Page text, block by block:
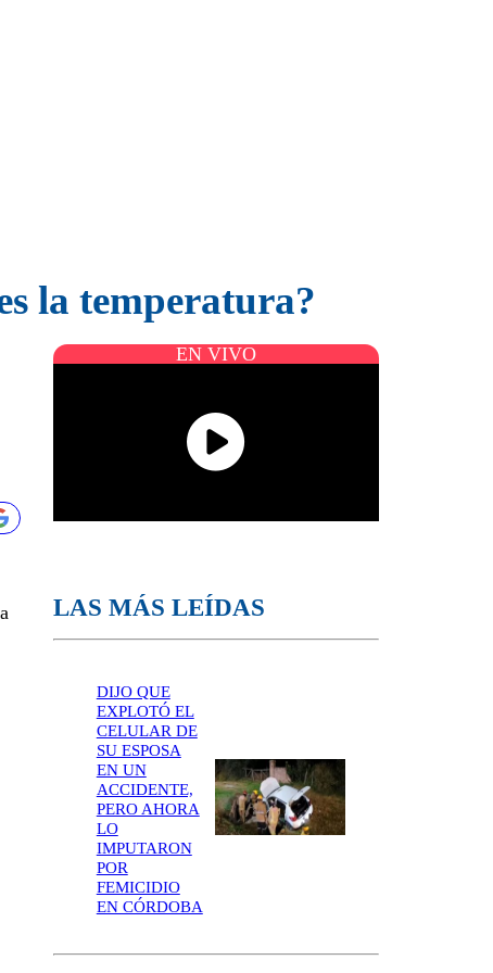
la temperatura?
EN VIVO
LAS MÁS LEÍDAS
DIJO QUE
EXPLOTÓ EL
CELULAR DE
SU ESPOSA
EN UN
ACCIDENTE,
PERO AHORA
LO
IMPUTARON
POR
FEMICIDIO
EN CÓRDOBA